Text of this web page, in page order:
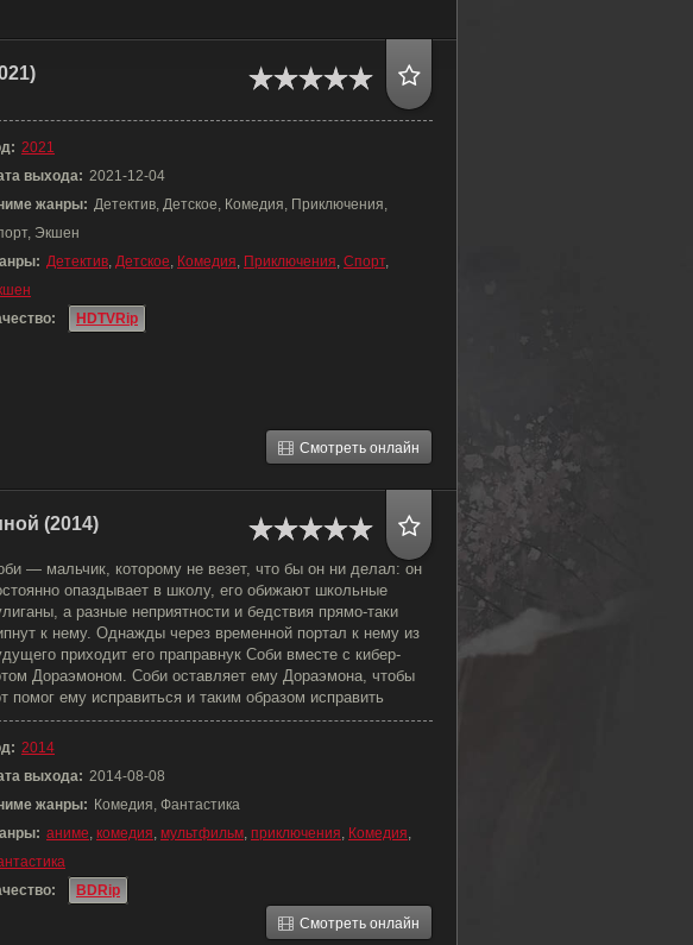
2021
выхода: 2021-12-04
жанры: Детектив, Детское, Комедия, Приключения,
Экшен
Детектив, Детское, Комедия, Приключения, Спорт,
HDTVRip
Смотреть онлайн
(2014)
— мальчик, которому не везет, что бы он ни делал: он
опаздывает в школу, его обижают школьные
а разные неприятности и бедствия прямо-таки
к нему. Однажды через временной портал к нему из
приходит его праправнук Соби вместе с кибер-
Дораэмоном. Соби оставляет ему Дораэмона, чтобы
помог ему исправиться и таким образом исправить
2014
выхода: 2014-08-08
жанры: Комедия, Фантастика
аниме, комедия, мультфильм, приключения, Комедия,
BDRip
Смотреть онлайн